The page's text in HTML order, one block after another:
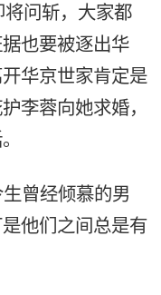
问斩，大家都
也要被逐出华
华京世家肯定是
李蓉向她求婚，
曾经倾慕的男
他们之间总是有